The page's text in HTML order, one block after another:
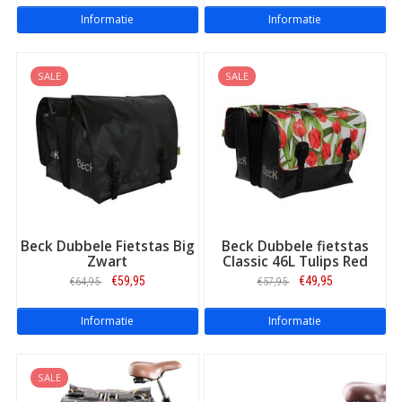
Beck Simple
mooie fietstas zonder poespas. Verkrijgbaar in verschillende
kleuren en met een inhoud van 46 liter.
Super Simple
Informatie Informatie
SALE
Beck Dubbele Fietstas Big
Zwart
€64,95 €59,95
Informatie
SALE
Beck Dubbele fietstas
Classic 46L Tulips Red
€57,95 €49,95
Informatie
SALE